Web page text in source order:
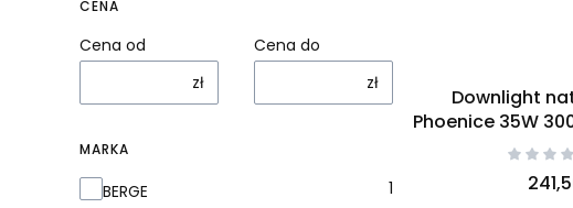
CENA
Cena od
zł
Cena do
zł
MARKA
Marka
BERGE 1
Downlight
Phoenice 35W